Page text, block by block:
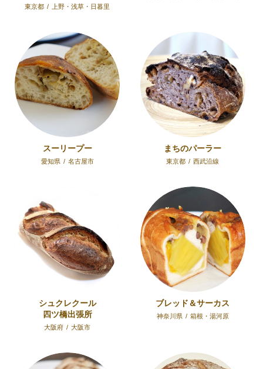
東京都 / 上野・浅草・日暮里
スーリープー
愛知県 / 名古屋市
まちのパーラー
東京都 / 西武沿線
シュクレクール
四ツ橋出張所
大阪府 / 大阪市
ブレッド＆サーカス
神奈川県 / 箱根・湯河原